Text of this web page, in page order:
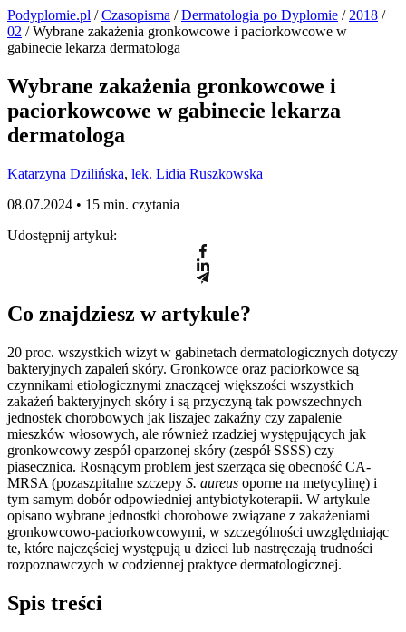
Podyplomie.pl /Czasopisma /Dermatologia po Dyplomie / 2018 /
02 / Wybrane zakażenia gronkowcowe i paciorkowcowe w
gabinecie lekarza dermatologa
Wybrane zakażenia gronkowcowe i
paciorkowcowe w gabinecie lekarza
dermatologa
Katarzyna Dzilińska, lek. Lidia Ruszkowska
08.07.2024 • 15 min. czytania
Udostępnij artykuł:
Co znajdziesz w artykule?
20 proc. wszystkich wizyt w gabinetach dermatologicznych dotyczy
bakteryjnych zapaleń skóry. Gronkowce oraz paciorkowce są
czynnikami etiologicznymi znaczącej większości wszystkich
zakażeń bakteryjnych skóry i są przyczyną tak powszechnych
jednostek chorobowych jak liszajec zakaźny czy zapalenie
mieszków włosowych, ale również rzadziej występujących jak
gronkowcowy zespół oparzonej skóry (zespół SSSS) czy
piasecznica. Rosnącym problem jest szerząca się obecność CA-
MRSA (pozaszpitalne szczepy S. aureus oporne na metycylinę) i
tym samym dobór odpowiedniej antybiotykoterapii. W artykule
opisano wybrane jednostki chorobowe związane z zakażeniami
gronkowcowo-paciorkowcowymi, w szczególności uwzględniając
te, które najczęściej występują u dzieci lub nastręczają trudności
rozpoznawczych w codziennej praktyce dermatologicznej.
Spis treści